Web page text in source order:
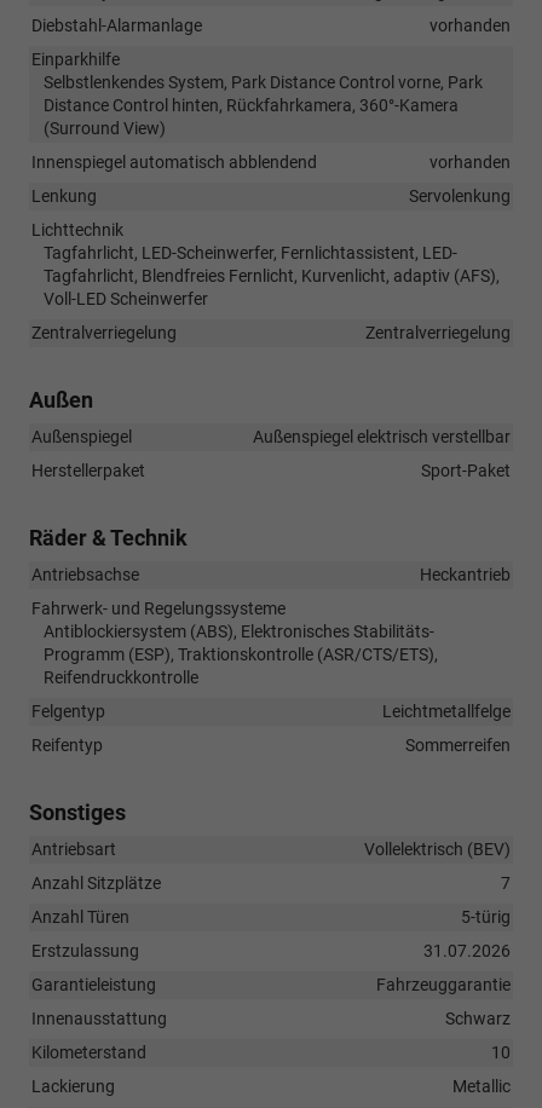
Diebstahl-Alarmanlage
vorhanden
Einparkhilfe
Selbstlenkendes System, Park Distance Control vorne, Park
Distance Control hinten, Rückfahrkamera, 360°-Kamera
(Surround View)
Innenspiegel automatisch abblendend
vorhanden
Lenkung
Servolenkung
Lichttechnik
Tagfahrlicht, LED-Scheinwerfer, Fernlichtassistent, LED-
Tagfahrlicht, Blendfreies Fernlicht, Kurvenlicht, adaptiv (AFS),
Voll-LED Scheinwerfer
Zentralverriegelung
Zentralverriegelung
Außen
Außenspiegel
Außenspiegel elektrisch verstellbar
Herstellerpaket
Sport-Paket
Räder & Technik
Antriebsachse
Heckantrieb
Fahrwerk- und Regelungssysteme
Antiblockiersystem (ABS), Elektronisches Stabilitäts-
Programm (ESP), Traktionskontrolle (ASR/CTS/ETS),
Reifendruckkontrolle
Felgentyp
Leichtmetallfelge
Reifentyp
Sommerreifen
Sonstiges
Antriebsart
Vollelektrisch (BEV)
Anzahl Sitzplätze
7
Anzahl Türen
5-türig
Erstzulassung
31.07.2026
Garantieleistung
Fahrzeuggarantie
Innenausstattung
Schwarz
Kilometerstand
10
Lackierung
Metallic